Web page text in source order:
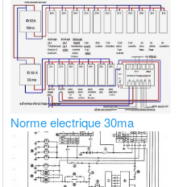
Norme electrique 30ma